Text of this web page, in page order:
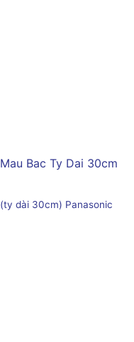
dài 30cm) Panasonic